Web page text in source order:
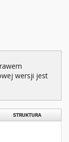
wersji jest
STRUKTURA